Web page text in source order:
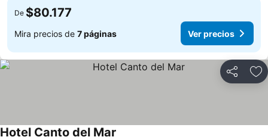
De $80.177
Mira precios de 7 páginas Ver precios
Compartir
Hotel Canto del Mar